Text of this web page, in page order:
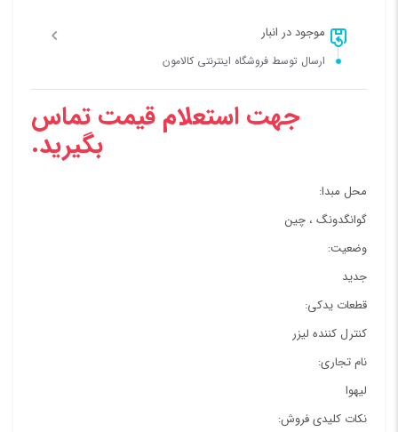
موجود در انبار
ارسال توسط فروشگاه اینترنتی کالامون
جهت استعلام قیمت تماس
بگیرید.
محل مبدا:
گوانگدونگ ، چین
وضعیت:
جدید
قطعات یدکی:
کنترل کننده لیزر
نام تجاری:
لیهوا
نکات کلیدی فروش: